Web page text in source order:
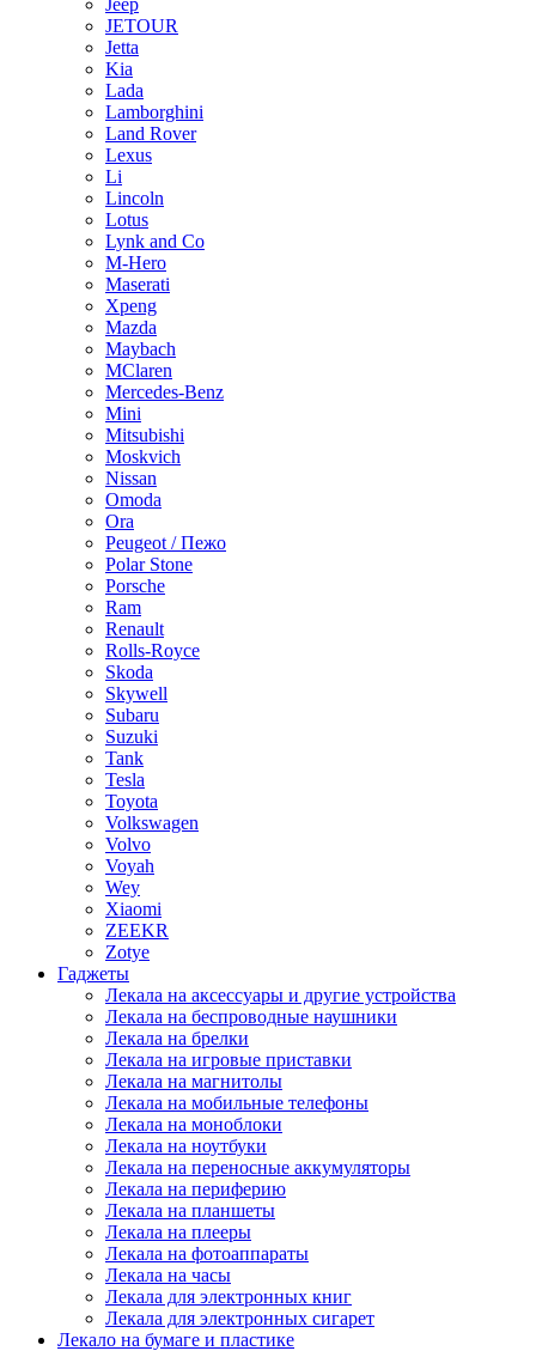
Jeep
JETOUR
Jetta
Kia
Lada
Lamborghini
Land Rover
Lexus
Li
Lincoln
Lotus
Lynk and Co
M-Hero
Maserati
Xpeng
Mazda
Maybach
MClaren
Mercedes-Benz
Mini
Mitsubishi
Moskvich
Nissan
Omoda
Ora
Peugeot / Пежо
Polar Stone
Porsche
Ram
Renault
Rolls-Royce
Skoda
Skywell
Subaru
Suzuki
Tank
Tesla
Toyota
Volkswagen
Volvo
Voyah
Wey
Xiaomi
ZEEKR
Zotye
Гаджеты
Лекала на аксессуары и другие устройства
Лекала на беспроводные наушники
Лекала на брелки
Лекала на игровые приставки
Лекала на магнитолы
Лекала на мобильные телефоны
Лекала на моноблоки
Лекала на ноутбуки
Лекала на переносные аккумуляторы
Лекала на периферию
Лекала на планшеты
Лекала на плееры
Лекала на фотоаппараты
Лекала на часы
Лекала для электронных книг
Лекала для электронных сигарет
Лекало на бумаге и пластике